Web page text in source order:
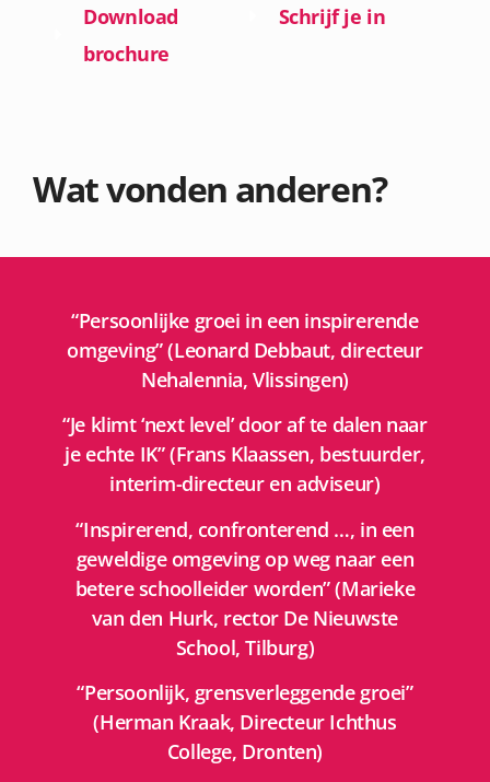
Download
brochure
Schrijf je in
Wat vonden anderen?
“Persoonlijke groei in een inspirerende
omgeving” (Leonard Debbaut, directeur
Nehalennia, Vlissingen)
“Je klimt ‘next level’ door af te dalen naar
je echte IK” (Frans Klaassen, bestuurder,
interim-directeur en adviseur)
“Inspirerend, confronterend …, in een
geweldige omgeving op weg naar een
betere schoolleider worden” (Marieke
van den Hurk, rector De Nieuwste
School, Tilburg)
“Persoonlijk, grensverleggende groei”
(Herman Kraak, Directeur Ichthus
College, Dronten)